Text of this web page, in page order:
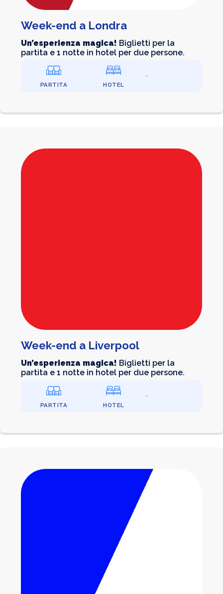
Week-end a Londra
Un’esperienza magica! Biglietti per la
partita e 1 notte in hotel per due persone.
PARTITA HOTEL
Week-end a Liverpool
Un’esperienza magica! Biglietti per la
partita e 1 notte in hotel per due persone.
PARTITA HOTEL